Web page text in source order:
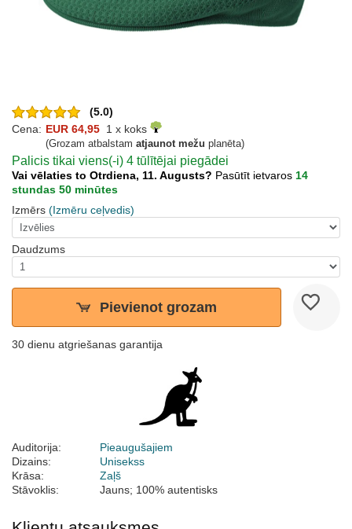
(5.0)
Cena: EUR 64,95 1 x koks
(Grozam atbalstam atjaunot mežu planēta)
Palicis tikai viens(-i) 4 tūlītējai piegādei
Vai vēlaties to Otrdiena, 11. Augusts? Pasūtīt ietvaros 14
stundas 50 minūtes
Izmērs (Izmēru ceļvedis)
Daudzums
Pievienot grozam
30 dienu atgriešanas garantija
Auditorija:
Pieaugušajiem
Dizains:
Unisekss
Krāsa:
Zaļš
Stāvoklis:
Jauns; 100% autentisks